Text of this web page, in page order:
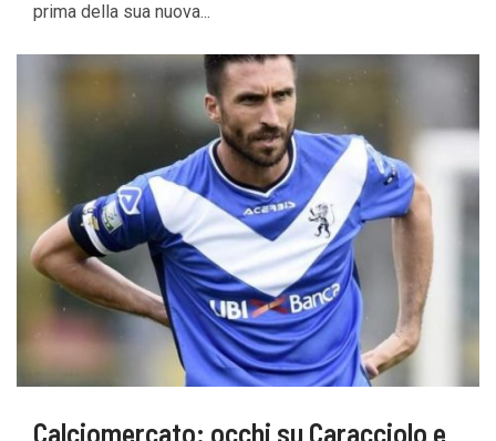
prima della sua nuova...
Calciomercato: occhi su Caracciolo e